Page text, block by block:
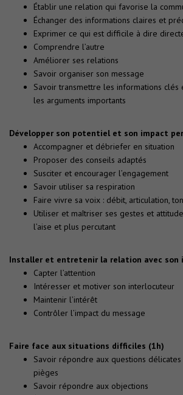
Établir une relation qui favorise la
Échanger des informations claires et
Exprimer ce qui est difficile à dire
Comprendre l’autre
Améliorer ses relations
Savoir organiser son message
Savoir transmettre les informations
les arguments importants
Développer son potentiel et son impact
Accompagner et débriefer en situation
Proposer des conseils adaptés
Susciter et encourager l’engagement
Savoir utiliser sa respiration
Faire vivre sa voix : débit, articulation,
Utiliser et maîtriser ses gestes et
l’aise et plus percutant
Installer et entretenir la relation avec son
Capter l’attention
Intéresser et motiver son interlocuteur
Maintenir l’intérêt
Contrôler l’impact du message
Faire face aux situations difficiles (1h)
Savoir répondre aux questions
pièges
Savoir répondre aux objections